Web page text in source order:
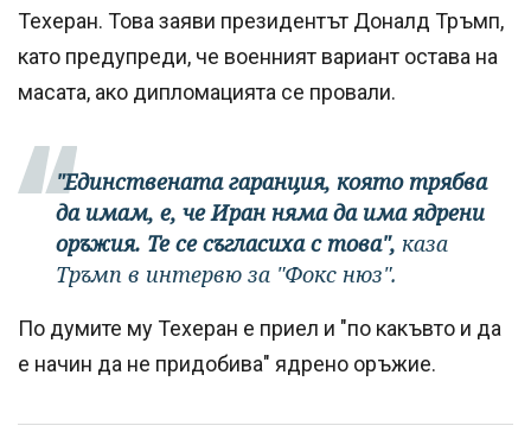
Техеран. Това заяви президентът Доналд Тръмп,
като предупреди, че военният вариант остава на
масата, ако дипломацията се провали.
"Единствената гаранция, която трябва
да имам, е, че Иран няма да има ядрени
оръжия. Те се съгласиха с това", каза
Тръмп в интервю за "Фокс нюз".
По думите му Техеран е приел и "по какъвто и да
е начин да не придобива" ядрено оръжие.